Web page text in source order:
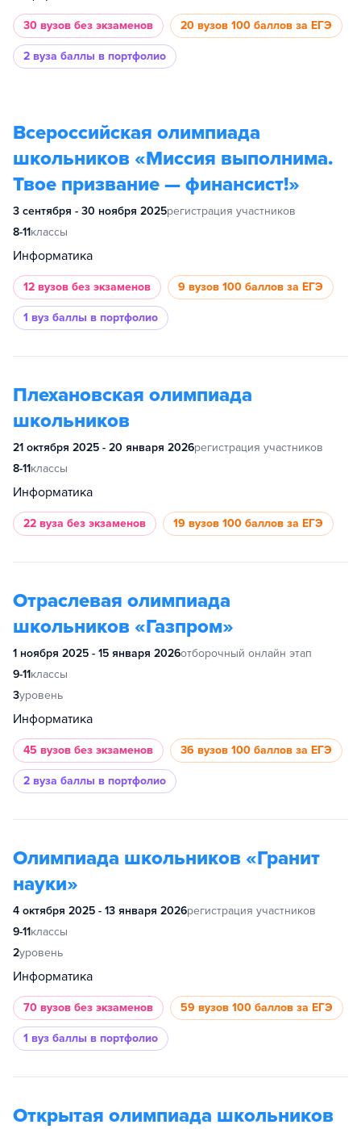
30 вузов без экзаменов 20 вузов 100 баллов за ЕГЭ
2 вуза баллы в портфолио
Всероссийская олимпиада
школьников «Миссия выполнима.
Твое призвание — финансист!»
3 сентября - 30 ноября 2025регистрация участников
8-11классы
Информатика
12 вузов без экзаменов 9 вузов 100 баллов за ЕГЭ
1 вуз баллы в портфолио
Плехановская олимпиада
школьников
21 октября 2025 - 20 января 2026регистрация участников
8-11классы
Информатика
22 вуза без экзаменов 19 вузов 100 баллов за ЕГЭ
Отраслевая олимпиада
школьников «Газпром»
1 ноября 2025 - 15 января 2026отборочный онлайн этап
9-11классы
3уровень
Информатика
45 вузов без экзаменов 36 вузов 100 баллов за ЕГЭ
2 вуза баллы в портфолио
Олимпиада школьников «Гранит
науки»
4 октября 2025 - 13 января 2026регистрация участников
9-11классы
2уровень
Информатика
70 вузов без экзаменов 59 вузов 100 баллов за ЕГЭ
1 вуз баллы в портфолио
Открытая олимпиада школьников